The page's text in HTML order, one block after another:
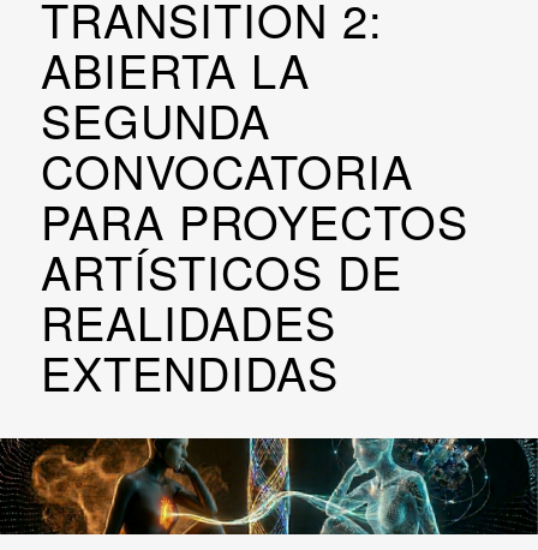
TRANSITION 2:
ABIERTA LA
SEGUNDA
CONVOCATORIA
PARA PROYECTOS
ARTÍSTICOS DE
REALIDADES
EXTENDIDAS